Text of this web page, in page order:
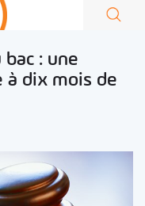
: une
à dix mois de